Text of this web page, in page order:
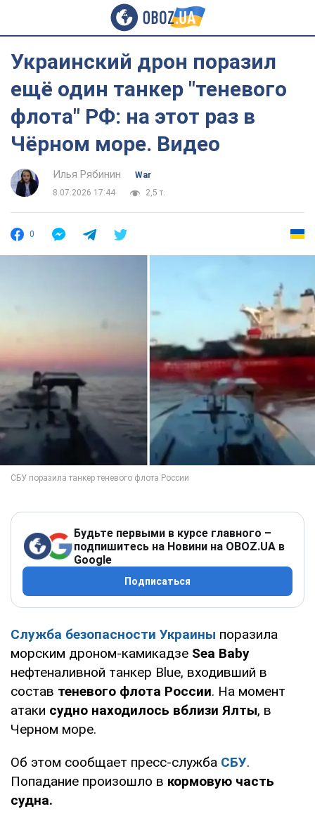
Украинский дрон поразил
ещё один танкер "теневого
флота" РФ: на этот раз в
Чёрном море. Видео
Илья Рябинин
War
8.07.2026 17:44
2,5 т.
0
Будьте первыми в курсе главного –
подпишитесь на Новини на OBOZ.UA в
Google
Подписаться
Служба безопасности Украины поразила
морским дроном-камикадзе Sea Baby
нефтеналивной танкер Blue, входивший в
состав теневого флота России. На момент
атаки судно находилось вблизи Ялты, в
Черном море.
Об этом сообщает пресс-служба СБУ.
Попадание произошло в кормовую часть
судна.